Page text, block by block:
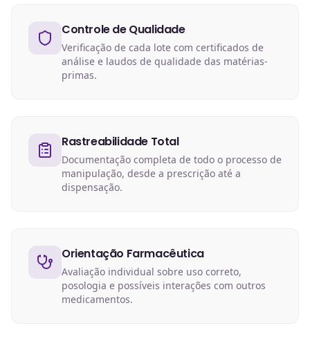
Controle de Qualidade
Verificação de cada lote com certificados de
análise e laudos de qualidade das matérias-
primas.
Rastreabilidade Total
Documentação completa de todo o processo de
manipulação, desde a prescrição até a
dispensação.
Orientação Farmacêutica
Avaliação individual sobre uso correto,
posologia e possíveis interações com outros
medicamentos.